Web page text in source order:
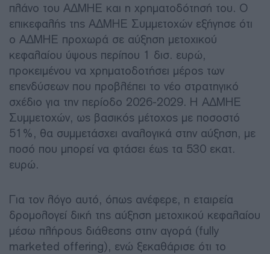
πλάνο του ΑΔΜΗΕ και η χρηματοδότησή του. Ο
επικεφαλής της ΑΔΜΗΕ Συμμετοχών εξήγησε ότι
ο ΑΔΜΗΕ προχωρά σε αύξηση μετοχικού
κεφαλαίου ύψους περίπου 1 δισ. ευρώ,
προκειμένου να χρηματοδοτήσει μέρος των
επενδύσεων που προβλέπει το νέο στρατηγικό
σχέδιο για την περίοδο 2026-2029. Η ΑΔΜΗΕ
Συμμετοχών, ως βασικός μέτοχος με ποσοστό
51%, θα συμμετάσχει αναλογικά στην αύξηση, με
ποσό που μπορεί να φτάσει έως τα 530 εκατ.
ευρώ.
Για τον λόγο αυτό, όπως ανέφερε, η εταιρεία
δρομολογεί δική της αύξηση μετοχικού κεφαλαίου
μέσω πλήρους διάθεσης στην αγορά (fully
marketed offering), ενώ ξεκαθάρισε ότι το